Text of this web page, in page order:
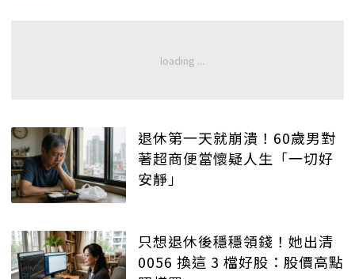
退休第一天就崩潰！60歲男對
著超商便當懷疑人生「一切好
安靜」
只想退休後穩穩領錢！她出清
0056 換這 3 檔好股：股價高點